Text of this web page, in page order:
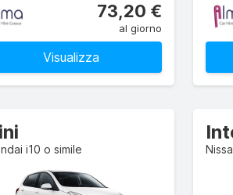
73,20 €
al giorno
Visualizza
i10 o simile